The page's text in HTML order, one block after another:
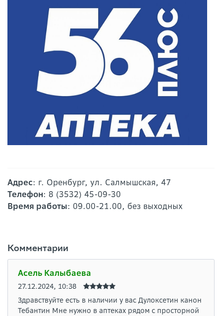
Адрес: г. Оренбург, ул. Салмышская, 47
Телефон: 8 (3532) 45-09-30
Время работы: 09.00-21.00, без выходных
Комментарии
Асель Калыбаева
27.12.2024, 10:38
Здравствуйте есть в наличии у вас Дулоксетин канон
Тебантин Мне нужно в аптеках рядом с просторной